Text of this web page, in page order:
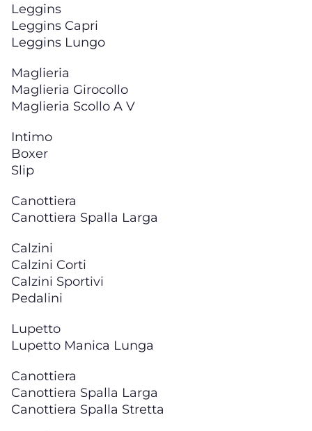
Leggins
Leggins Capri
Leggins Lungo
Maglieria
Maglieria Girocollo
Maglieria Scollo A V
Intimo
Boxer
Slip
Canottiera
Canottiera Spalla Larga
Calzini
Calzini Corti
Calzini Sportivi
Pedalini
Lupetto
Lupetto Manica Lunga
Canottiera
Canottiera Spalla Larga
Canottiera Spalla Stretta